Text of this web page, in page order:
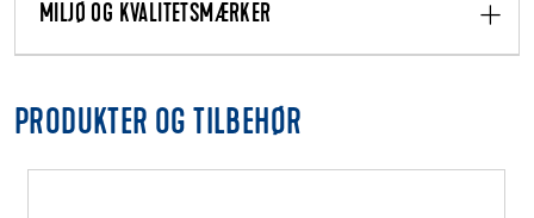
MILJØ OG KVALITETSMÆRKER
PRODUKTER OG TILBEHØR